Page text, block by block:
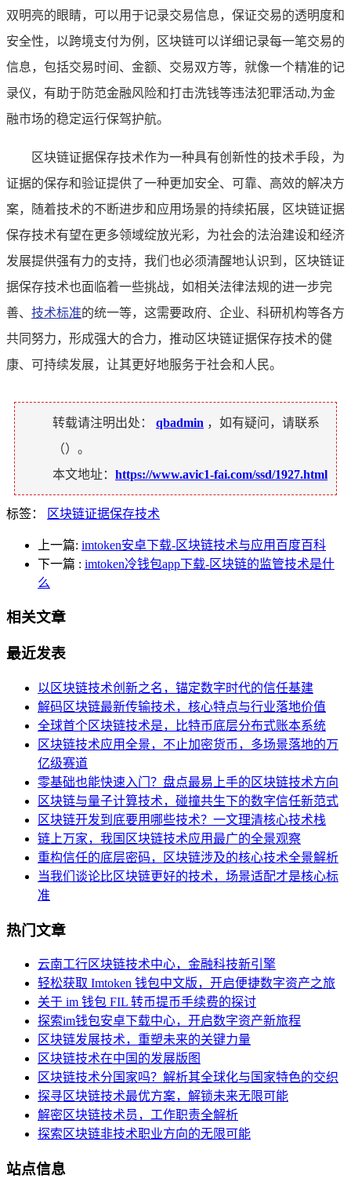
双明亮的眼睛，可以用于记录交易信息，保证交易的透明度和
安全性，以跨境支付为例，区块链可以详细记录每一笔交易的
信息，包括交易时间、金额、交易双方等，就像一个精准的记
录仪，有助于防范金融风险和打击洗钱等违法犯罪活动,为金
融市场的稳定运行保驾护航。
区块链证据保存技术作为一种具有创新性的技术手段，为
证据的保存和验证提供了一种更加安全、可靠、高效的解决方
案，随着技术的不断进步和应用场景的持续拓展，区块链证据
保存技术有望在更多领域绽放光彩，为社会的法治建设和经济
发展提供强有力的支持，我们也必须清醒地认识到，区块链证
据保存技术也面临着一些挑战，如相关法律法规的进一步完
善、 技术标准的统一等，这需要政府、企业、科研机构等各方
共同努力，形成强大的合力，推动区块链证据保存技术的健
康、可持续发展，让其更好地服务于社会和人民。
转载请注明出处： qbadmin ，如有疑问，请联系
（）。
本文地址： https://www.avic1-fai.com/ssd/1927.html
标签： 区块链证据保存技术
上一篇: imtoken安卓下载-区块链技术与应用百度百科
下一篇 : imtoken冷钱包app下载-区块链的监管技术是什
么
相关文章
最近发表
以区块链技术创新之名，锚定数字时代的信任基建
解码区块链最新传输技术，核心特点与行业落地价值
全球首个区块链技术是，比特币底层分布式账本系统
区块链技术应用全景，不止加密货币，多场景落地的万
亿级赛道
零基础也能快速入门？盘点最易上手的区块链技术方向
区块链与量子计算技术，碰撞共生下的数字信任新范式
区块链开发到底要用哪些技术？一文理清核心技术栈
链上万家，我国区块链技术应用最广的全景观察
重构信任的底层密码，区块链涉及的核心技术全景解析
当我们谈论比区块链更好的技术，场景适配才是核心标
准
热门文章
云南工行区块链技术中心，金融科技新引擎
轻松获取 Imtoken 钱包中文版，开启便捷数字资产之旅
关于 im 钱包 FIL 转币提币手续费的探讨
探索im钱包安卓下载中心，开启数字资产新旅程
区块链发展技术，重塑未来的关键力量
区块链技术在中国的发展版图
区块链技术分国家吗？解析其全球化与国家特色的交织
探寻区块链技术最优方案，解锁未来无限可能
解密区块链技术员，工作职责全解析
探索区块链非技术职业方向的无限可能
站点信息